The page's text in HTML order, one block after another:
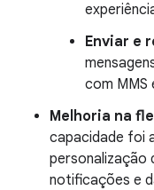
Enviar e
com MMS
Melhoria na
capacidade foi
personalização
notificações e